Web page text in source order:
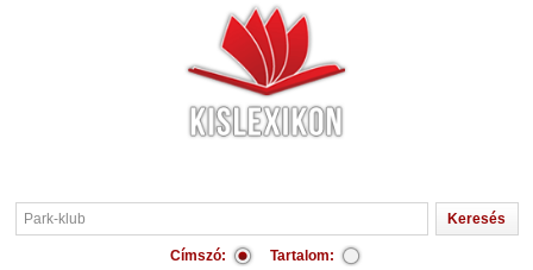
Címszó: Tartalom: